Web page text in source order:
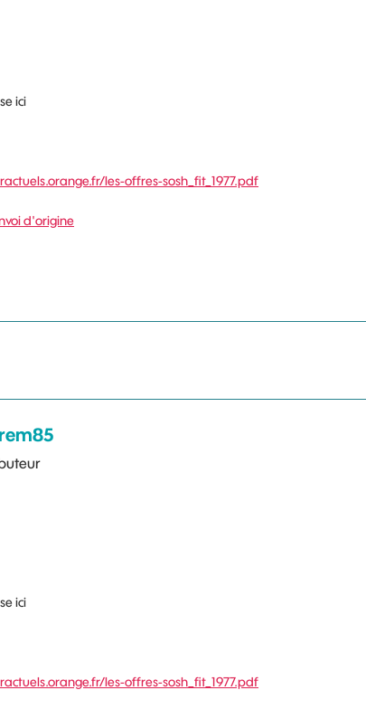
ici
les-offres-sosh_fit_1977.pdf
d'origine
ici
les-offres-sosh_fit_1977.pdf